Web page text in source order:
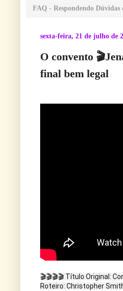
FAQ - Respondendo Dúvidas
sexta-feira, 21 de julho de
O convento
final bem legal
🎬🎬🎬🎬 Título Original:
Roteiro: Christopher